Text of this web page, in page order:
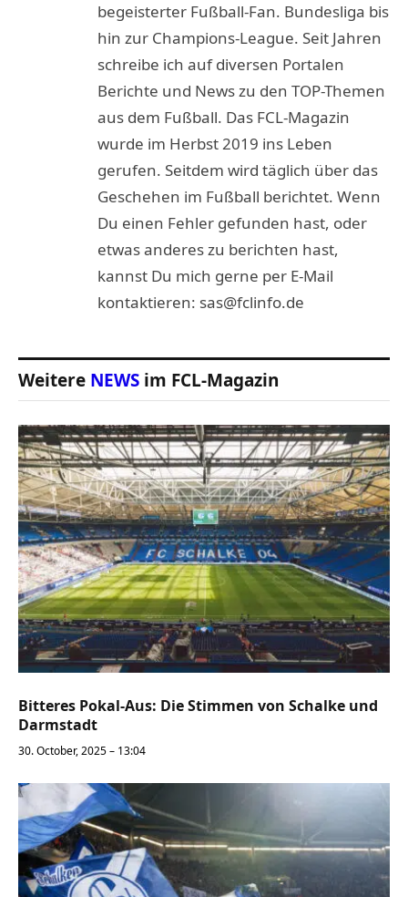
begeisterter Fußball-Fan. Bundesliga bis
hin zur Champions-League. Seit Jahren
schreibe ich auf diversen Portalen
Berichte und News zu den TOP-Themen
aus dem Fußball. Das FCL-Magazin
wurde im Herbst 2019 ins Leben
gerufen. Seitdem wird täglich über das
Geschehen im Fußball berichtet. Wenn
Du einen Fehler gefunden hast, oder
etwas anderes zu berichten hast,
kannst Du mich gerne per E-Mail
kontaktieren: sas@fclinfo.de
Weitere NEWS im FCL-Magazin
Bitteres Pokal-Aus: Die Stimmen von Schalke und
Darmstadt
30. October, 2025 – 13:04